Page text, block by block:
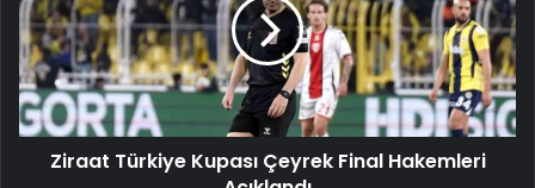
Çeyrek
Final
Hakemleri
Açıklandı
Ziraat Türkiye Kupası Çeyrek Final Hakemleri